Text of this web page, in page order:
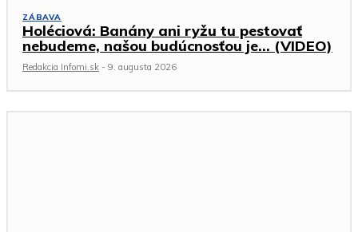
ZÁBAVA
Holéciová: Banány ani ryžu tu pestovať
nebudeme, našou budúcnosťou je… (VIDEO)
Redakcia Infomi.sk - 9. augusta 2026